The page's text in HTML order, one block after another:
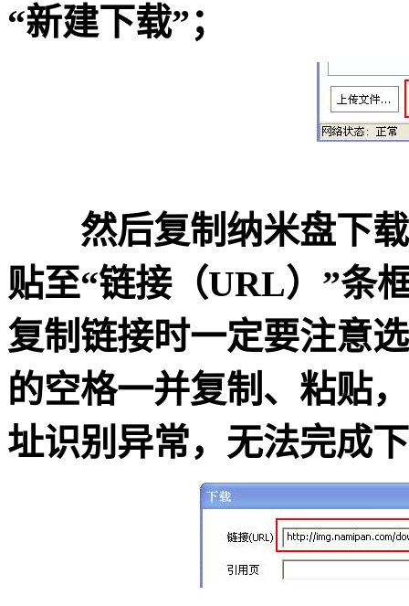
“新建下载”；
然后复制纳米盘下载
贴至“链接（URL）”条
复制链接时一定要注意
的空格一并复制、粘贴
址识别异常，无法完成